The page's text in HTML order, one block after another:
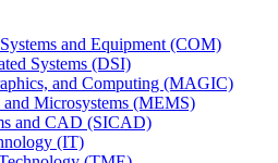
and Equipment (COM)
Systems (DSI)
and Computing (MAGIC)
Microsystems (MEMS)
and CAD (SICAD)
(IT)